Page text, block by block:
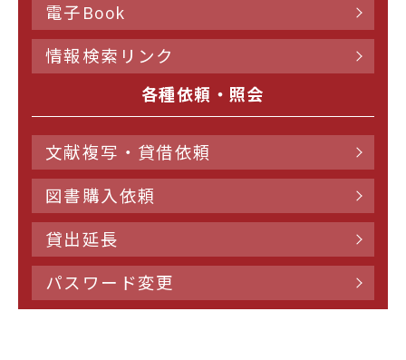
電子Book
情報検索リンク
各種依頼・照会
文献複写・貸借依頼
図書購入依頼
貸出延長
パスワード変更